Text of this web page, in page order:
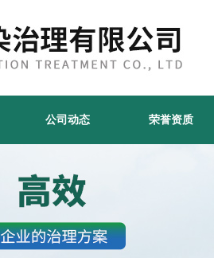
公司动态 荣誉资质